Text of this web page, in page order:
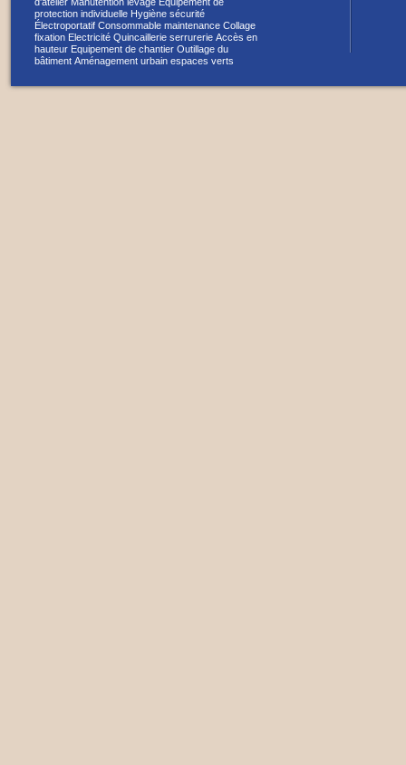
protection individuelle Hygiène sécurité
Électroportatif Consommable maintenance Collage
fixation Electricité Quincaillerie serrurerie Accès en
hauteur Equipement de chantier Outillage du
bâtiment Aménagement urbain espaces verts